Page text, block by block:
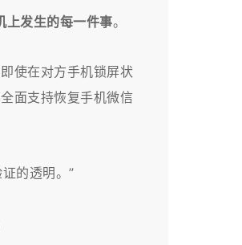
上发生的每一件事。
使在对方手机锁屏状
面支持恢复手机微信
的透明。”